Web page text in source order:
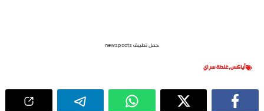
حمل تطبيق newspoots
أياكس,غلطة سراي